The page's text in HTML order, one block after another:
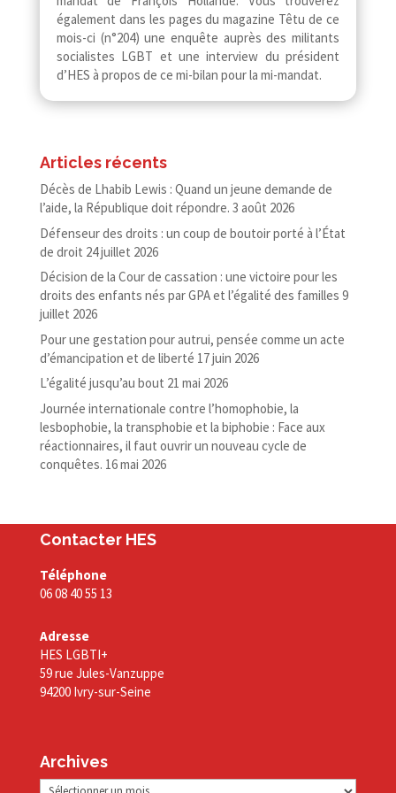
également dans les pages du magazine Têtu de ce
mois-​​ci (n°204) une enquête auprès des militants
socialistes LGBT et une interview du président
d’HES à propos de ce mi-​​bilan pour la mi-mandat.
Articles récents
Décès de Lhabib Lewis : Quand un jeune demande de
l’aide, la République doit répondre. 3 août 2026
Défenseur des droits : un coup de boutoir porté à l’État
de droit 24 juillet 2026
Décision de la Cour de cassation : une victoire pour les
droits des enfants nés par GPA et l’égalité des familles 9
juillet 2026
Pour une gestation pour autrui, pensée comme un acte
d’émancipation et de liberté 17 juin 2026
L’égalité jusqu’au bout 21 mai 2026
Journée internationale contre l’homophobie, la
lesbophobie, la transphobie et la biphobie : Face aux
réactionnaires, il faut ouvrir un nouveau cycle de
conquêtes. 16 mai 2026
Contacter HES
Téléphone
06 08 40 55 13
Adresse
HES LGBTI+
59 rue Jules-Vanzuppe
94200 Ivry-sur-Seine
Archives
Archives